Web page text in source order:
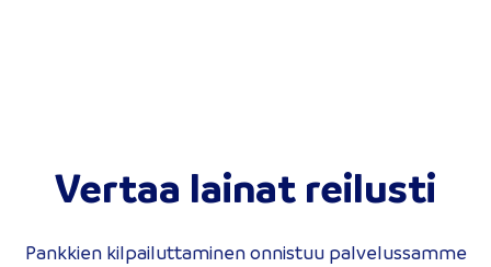
Vertaa lainat reilusti
Pankkien kilpailuttaminen onnistuu palvelussamme